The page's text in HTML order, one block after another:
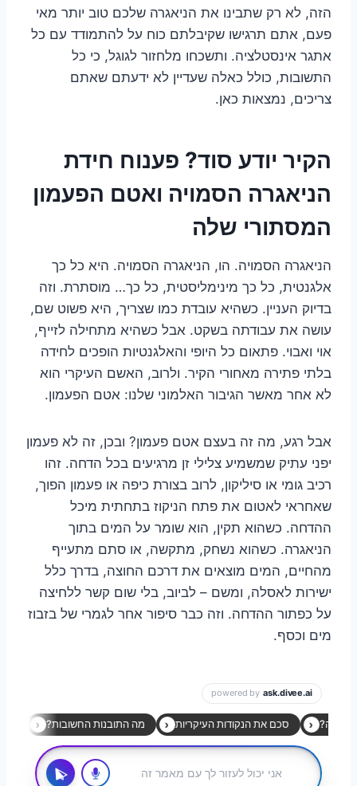
הזה, לא רק שתבינו את הניאגרה שלכם טוב יותר מאי
פעם, אתם תרגישו שקיבלתם כוח על להתמודד עם כל
אתגר אינסטלציה. ותשכחו מלחזור לגוגל, כי כל
התשובות, כולל כאלה שעדיין לא ידעתם שאתם
צריכים, נמצאות כאן.
הקיר יודע סוד? פענוח חידת
הניאגרה הסמויה ואטם הפעמון
המסתורי שלה
הניאגרה הסמויה. הו, הניאגרה הסמויה. היא כל כך
אלגנטית, כל כך מינימליסטית, כל כך… מוסתרת. וזה
בדיוק העניין. כשהיא עובדת כמו שצריך, היא פשוט שם,
עושה את עבודתה בשקט. אבל כשהיא מתחילה לזייף,
אוי ואבוי. פתאום כל היופי והאלגנטיות הופכים לחידה
בלתי פתירה מאחורי הקיר. ולרוב, האשם העיקרי הוא
לא אחר מאשר הגיבור האלמוני שלנו: אטם הפעמון.
אבל רגע, מה זה בעצם אטם פעמון? ובכן, זה לא פעמון
יפני עתיק שמשמיע צלילי זן מרגיעים בכל הדחה. זהו
רכיב גומי או סיליקון, לרוב בצורת כיפה או פעמון הפוך,
שאחראי לאטום את פתח הניקוז בתחתית מיכל
ההדחה. כשהוא תקין, הוא שומר על המים בתוך
הניאגרה. כשהוא נשחק, מתקשה, או סתם מתעייף
מהחיים, המים מוצאים את דרכם החוצה, בדרך כלל
ישירות לאסלה, ומשם – לביוב, בלי שום קשר ללחיצה
על כפתור ההדחה. וזה כבר סיפור אחר לגמרי של בזבוז
מים וכסף.